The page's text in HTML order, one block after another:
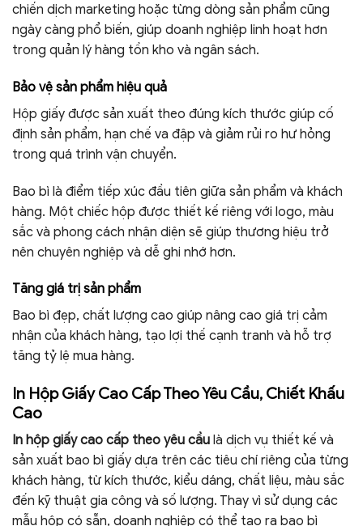
chiến dịch marketing hoặc từng dòng sản phẩm cũng
ngày càng phổ biến, giúp doanh nghiệp linh hoạt hơn
trong quản lý hàng tồn kho và ngân sách.
Bảo vệ sản phẩm hiệu quả
Hộp giấy được sản xuất theo đúng kích thước giúp cố
định sản phẩm, hạn chế va đập và giảm rủi ro hư hỏng
trong quá trình vận chuyển.
Bao bì là điểm tiếp xúc đầu tiên giữa sản phẩm và khách
hàng. Một chiếc hộp được thiết kế riêng với logo, màu
sắc và phong cách nhận diện sẽ giúp thương hiệu trở
nên chuyên nghiệp và dễ ghi nhớ hơn.
Tăng giá trị sản phẩm
Bao bì đẹp, chất lượng cao giúp nâng cao giá trị cảm
nhận của khách hàng, tạo lợi thế cạnh tranh và hỗ trợ
tăng tỷ lệ mua hàng.
In Hộp Giấy Cao Cấp Theo Yêu Cầu, Chiết Khấu
Cao
In hộp giấy cao cấp theo yêu cầu là dịch vụ thiết kế và
sản xuất bao bì giấy dựa trên các tiêu chí riêng của từng
khách hàng, từ kích thước, kiểu dáng, chất liệu, màu sắc
đến kỹ thuật gia công và số lượng. Thay vì sử dụng các
mẫu hộp có sẵn, doanh nghiệp có thể tạo ra bao bì